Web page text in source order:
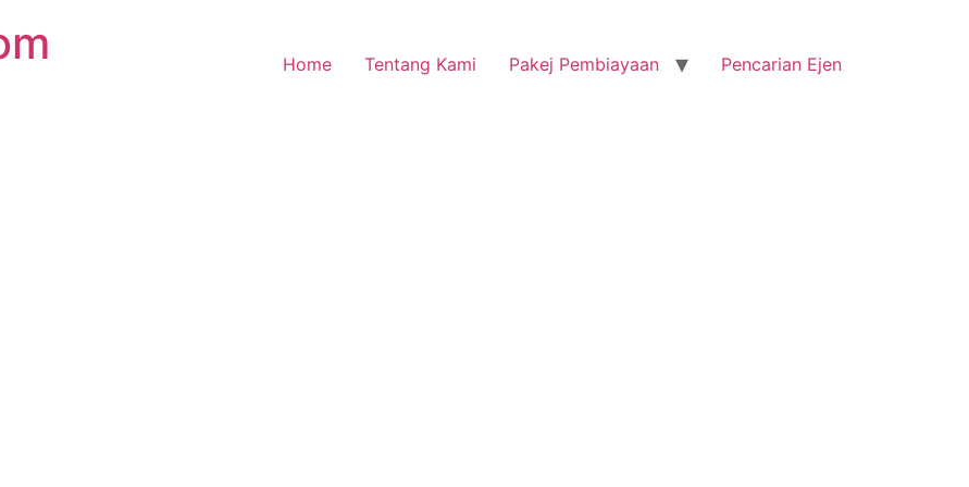
Home Tentang Kami Pakej Pembiayaan Pencarian Ejen